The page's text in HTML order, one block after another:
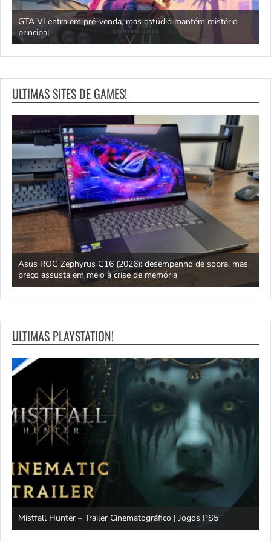
GTA VI entra em pré-venda, mas estúdio mantém mistério
principal
ULTIMAS SITES DE GAMES!
Asus ROG Zephyrus G16 (2026): desempenho de sobra, mas
preço assusta em meio à crise de memória
ULTIMAS PLAYSTATION!
Mistfall Hunter – Trailer Cinematográfico | Jogos PS5